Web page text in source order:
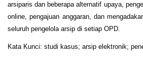
arsiparis dan beberapa alternatif upaya,
online, pengajuan anggaran, dan
seluruh pengelola arsip di setiap OPD.
Kata Kunci: studi kasus; arsip elektronik;